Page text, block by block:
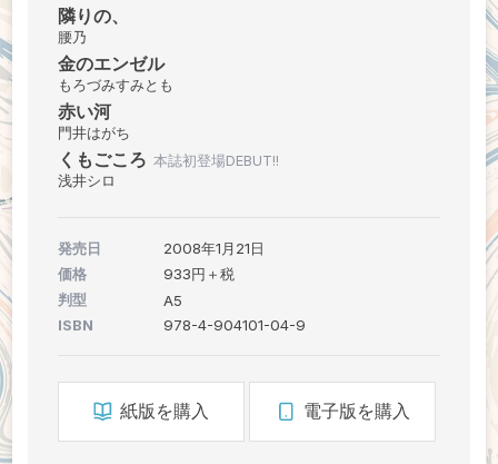
隣りの、
腰乃
金のエンゼル
もろづみすみとも
赤い河
門井はがち
くもごころ 本誌初登場DEBUT!!
浅井シロ
発売日
2008年1月21日
価格
933円＋税
判型
A5
ISBN
978-4-904101-04-9
紙版を購入 電子版を購入